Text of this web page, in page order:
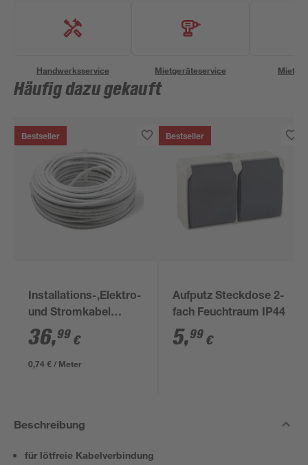
Handwerksservice Mietgeräteservice
Häufig dazu gekauft
Bestseller
Installations-,Elektro-
und Stromkabel
NYM-J 3x1,5mm² 50
m
36,99 €
0,74 € / Meter
Bestseller
Aufputz Steckdose 2-
fach Feuchtraum IP44
5,99 €
Beschreibung
für lötfreie Kabelverbindung